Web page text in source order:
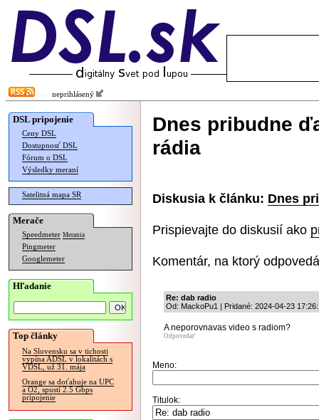
neprihlásený
DSL pripojenie
Ceny DSL
Dostupnosť DSL
Fórum o DSL
Výsledky meraní
Satelitná mapa SR
Merače
Speedmeter Merania
Pingmeter
Googlemeter
Hľadanie
Top články
Na Slovensku sa v tichosti
vypína ADSL v lokalitách s
VDSL, už 31. mája
Orange sa doťahuje na UPC
a O2, spustí 2.5 Gbps
pripojenie
Dnes pribudne
rádia
Diskusia k článku: Dnes
Prispievajte do diskusií ako
Komentár, na ktorý
Re: dab radio
Od: MackoPu1 | Pridané: 2024-04-23
A neporovnavas video s radiom?
Odpovedať
Meno:
Titulok: